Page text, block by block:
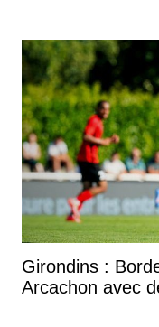
Girondins :
Arcachon avec